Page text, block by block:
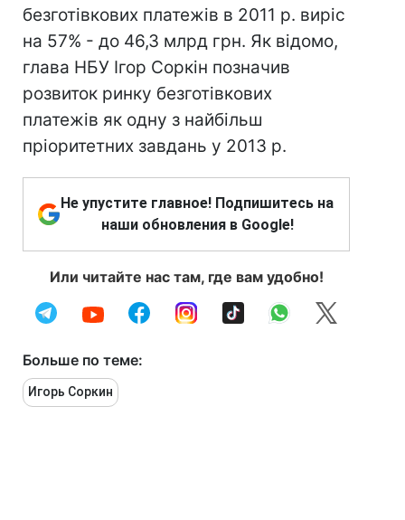
безготівкових платежів в 2011 р. виріс
на 57% - до 46,3 млрд грн. Як відомо,
глава НБУ Ігор Соркін позначив
розвиток ринку безготівкових
платежів як одну з найбільш
пріоритетних завдань у 2013 р.
Не упустите главное! Подпишитесь на
наши обновления в Google!
Или читайте нас там, где вам удобно!
Больше по теме:
Игорь Соркин